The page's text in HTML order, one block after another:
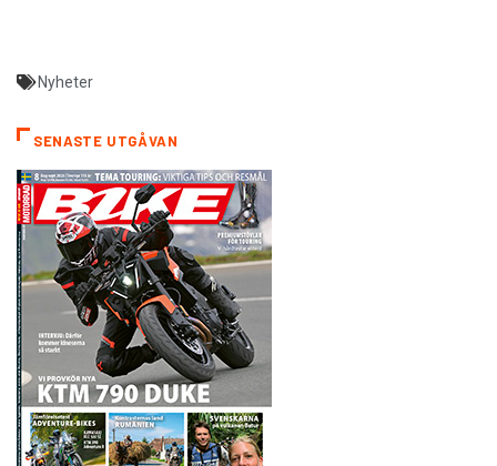
Nyheter
SENASTE UTGÅVAN